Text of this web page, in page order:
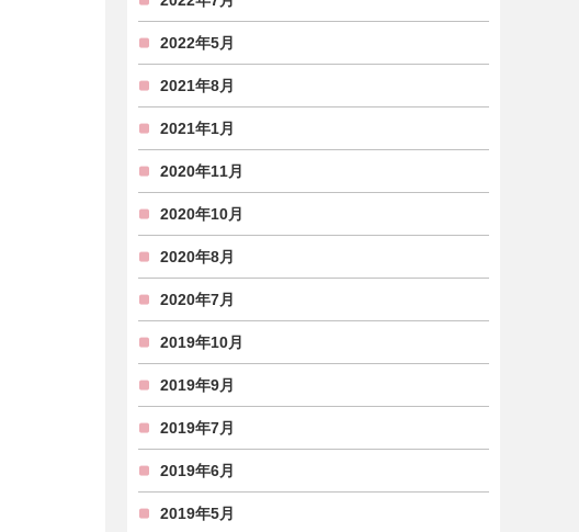
2022年5月
2021年8月
2021年1月
2020年11月
2020年10月
2020年8月
2020年7月
2019年10月
2019年9月
2019年7月
2019年6月
2019年5月